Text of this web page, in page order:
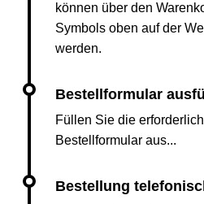
können über den
Symbols oben auf der
werden.
Füllen Sie die
Bestellformular aus...